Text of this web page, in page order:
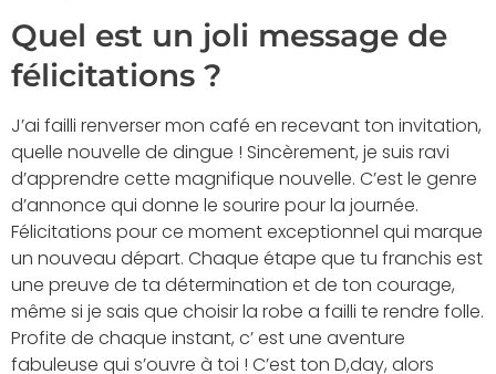
Quel est un joli message de
félicitations ?
J’ai failli renverser mon café en recevant ton invitation,
quelle nouvelle de dingue ! Sincèrement, je suis ravi
d’apprendre cette magnifique nouvelle. C’est le genre
d’annonce qui donne le sourire pour la journée.
Félicitations pour ce moment exceptionnel qui marque
un nouveau départ. Chaque étape que tu franchis est
une preuve de ta détermination et de ton courage,
même si je sais que choisir la robe a failli te rendre folle.
Profite de chaque instant, c’ est une aventure
fabuleuse qui s’ouvre à toi ! C’est ton D,day, alors